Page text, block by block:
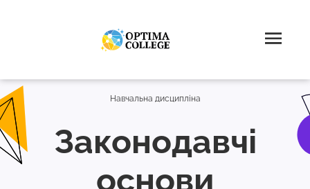
Навчальна дисципліна
Законодавчі
основи